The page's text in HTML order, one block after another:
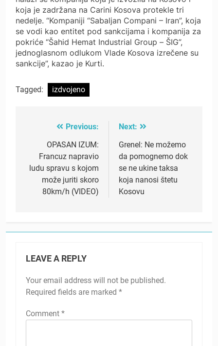
koja je zadržana na Carini Kosova protekle tri
nedelje. “Kompaniji “Sabaljan Compani – Iran”, koja
se vodi kao entitet pod sankcijama i kompanija za
pokriće “Šahid Hemat Industrial Group – ŠIG”,
jednoglasnom odlukom Vlade Kosova izrečene su
sankcije”, kazao je Kurti.
Tagged: izdvojeno
navigation
Previous:
OPASAN IZUM:
Francuz napravio
ludu spravu s kojom
može juriti skoro
80km/h (VIDEO)
Next:
Grenel: Ne možemo
da pomognemo dok
se ne ukine taksa
koja nanosi štetu
Kosovu
LEAVE A REPLY
Your email address will not be published.
Required fields are marked *
Comment *